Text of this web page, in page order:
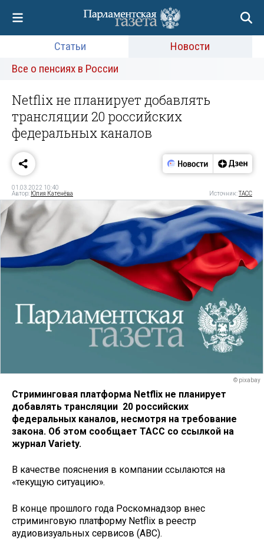
Статьи
Новости
Все о пенсиях в России
Netflix не планирует добавлять
трансляции 20 российских
федеральных каналов
01.03.2022 10:40
Автор: Юлия Катенёва Источник:ТАСС
© pixabay
Стриминговая платформа Netflix не планирует
добавлять трансляции 20 российских
федеральных каналов, несмотря на требование
закона. Об этом сообщает ТАСС со ссылкой на
журнал Variety.
В качестве пояснения в компании ссылаются на
«текущую ситуацию».
В конце прошлого года Роскомнадзор внес
стриминговую платформу Netflix в реестр
аудиовизуальных сервисов (АВС).